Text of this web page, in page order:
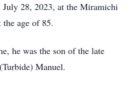
July 28, 2023, at the Miramichi
age of 85.
he was the son of the late
Manuel.